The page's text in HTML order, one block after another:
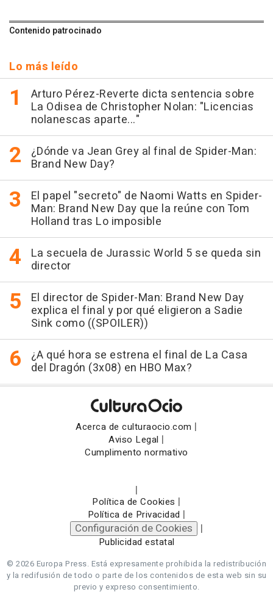
Contenido patrocinado
Lo más leído
Arturo Pérez-Reverte dicta sentencia sobre
La Odisea de Christopher Nolan: "Licencias
nolanescas aparte..."
¿Dónde va Jean Grey al final de Spider-Man:
Brand New Day?
El papel "secreto" de Naomi Watts en Spider-
Man: Brand New Day que la reúne con Tom
Holland tras Lo imposible
La secuela de Jurassic World 5 se queda sin
director
El director de Spider-Man: Brand New Day
explica el final y por qué eligieron a Sadie
Sink como ((SPOILER))
¿A qué hora se estrena el final de La Casa
del Dragón (3x08) en HBO Max?
Acerca de culturaocio.com |
Aviso Legal |
Cumplimento normativo
|
Política de Cookies |
Política de Privacidad |
Configuración de Cookies |
Publicidad estatal
© 2026 Europa Press. Está expresamente prohibida la redistribución
y la redifusión de todo o parte de los contenidos de esta web sin su
previo y expreso consentimiento.